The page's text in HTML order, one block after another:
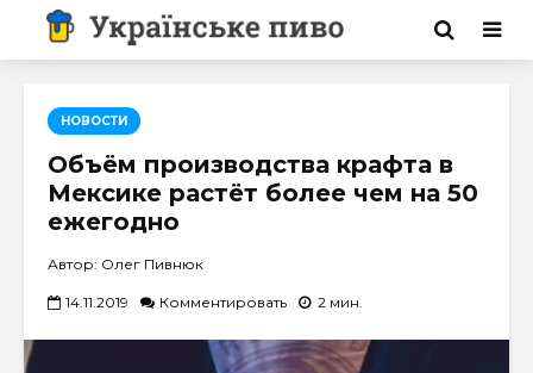
НОВОСТИ
Объём производства крафта в
Мексике растёт более чем на 50
ежегодно
Автор: Олег Пивнюк
14.11.2019 Комментировать 2 мин.